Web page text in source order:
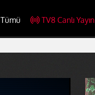
Tümü TV8 Canlı Yayın